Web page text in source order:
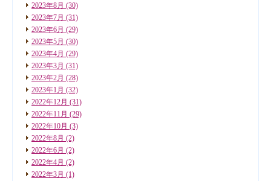
2023年8月 (30)
2023年7月 (31)
2023年6月 (29)
2023年5月 (30)
2023年4月 (29)
2023年3月 (31)
2023年2月 (28)
2023年1月 (32)
2022年12月 (31)
2022年11月 (29)
2022年10月 (3)
2022年8月 (2)
2022年6月 (2)
2022年4月 (2)
2022年3月 (1)